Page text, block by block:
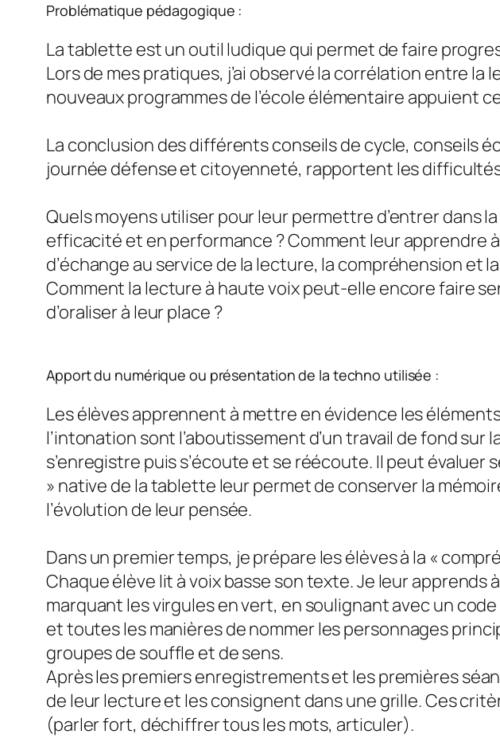
Problématique pédagogique :
La tablette est un outil ludique qui permet de faire
Lors de mes pratiques, j’ai observé la corrélation entre
nouveaux programmes de l’école élémentaire appuient
La conclusion des différents conseils de cycle, conseils
journée défense et citoyenneté, rapportent les
Quels moyens utiliser pour leur permettre d’entrer dans
efficacité et en performance ? Comment leur apprendre
d’échange au service de la lecture, la compréhension et
Comment la lecture à haute voix peut-elle encore faire
d’oraliser à leur place ?
Apport du numérique ou présentation de la techno utilisée :
Les élèves apprennent à mettre en évidence les
l’intonation sont l’aboutissement d’un travail de fond
s’enregistre puis s’écoute et se réécoute. Il peut évaluer
» native de la tablette leur permet de conserver la
l’évolution de leur pensée.
Dans un premier temps, je prépare les élèves à la «
Chaque élève lit à voix basse son texte. Je leur
marquant les virgules en vert, en soulignant avec un
et toutes les manières de nommer les personnages
groupes de souffle et de sens.
Après les premiers enregistrements et les premières
de leur lecture et les consignent dans une grille. Ces
(parler fort, déchiffrer tous les mots, articuler).